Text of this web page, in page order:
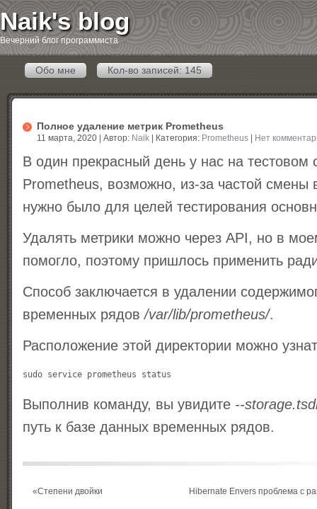
Naik's blog
Вечерний блог программиста
Обо мне Кол-во записей: 145
Полное удаление метрик Prometheus
11 марта, 2020 | Автор: Naik | Категория: Prometheus Нет
В один прекрасный день у нас на тестовом
Prometheus, возможно, из-за частой смены
нужно было для целей тестирования
Удалять метрики можно через API, но в
помогло, поэтому пришлось применить
Способ заключается в удалении
временных рядов/var/lib/prometheus/.
Расположение этой директории можно
Выполнив команду, вы увидите --
путь к базе данных временных рядов.
«Степени двойки Hibernate Envers проблема с